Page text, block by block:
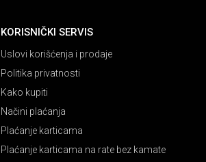
KORISNIČKI SERVIS
Uslovi korišćenja i prodaje
Politika privatnosti
Kako kupiti
Načini plaćanja
Plaćanje karticama
Plaćanje karticama na rate bez kamate